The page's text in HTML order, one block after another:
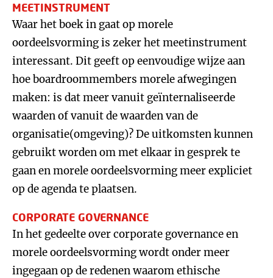
MEETINSTRUMENT
Waar het boek in gaat op morele
oordeelsvorming is zeker het meetinstrument
interessant. Dit geeft op eenvoudige wijze aan
hoe boardroommembers morele afwegingen
maken: is dat meer vanuit geïnternaliseerde
waarden of vanuit de waarden van de
organisatie(omgeving)? De uitkomsten kunnen
gebruikt worden om met elkaar in gesprek te
gaan en morele oordeelsvorming meer expliciet
op de agenda te plaatsen.
CORPORATE GOVERNANCE
In het gedeelte over corporate governance en
morele oordeelsvorming wordt onder meer
ingegaan op de redenen waarom ethische